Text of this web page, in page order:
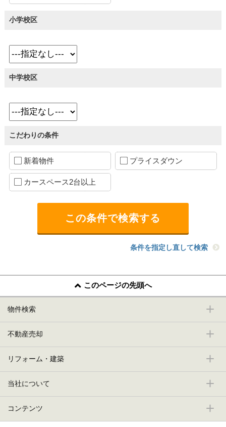
小学校区
中学校区
こだわりの条件
新着物件 プライスダウン
カースペース2台以上
条件を指定し直して検索
このページの先頭へ
物件検索
不動産売却
リフォーム・建築
当社について
コンテンツ